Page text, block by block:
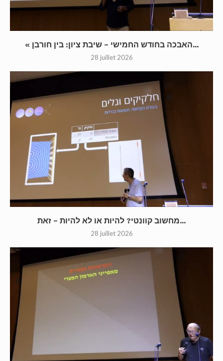
« האבכה בחודש החמישי – שיבת ציון: בין חורבן...
28 juillet 2026
מחשוב קוונטי? להיות או לא להיות – זאת...
28 juillet 2026